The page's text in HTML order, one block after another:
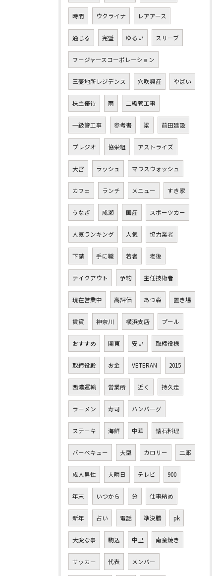
時間 ウクライナ レアアース
通じる 完璧 ゆるい スリーブ
フージャースコーポレーション
三菱地所レジデンス 穴吹興産 やばい
株主優待 雨 二級管工事
一級管工事 参考書 梁 前田建設
プレジオ 協栄組 アストライズ
大宮 ラッシュ マウスウォッシュ
カフェ ランチ メニュー すき家
うなぎ 成瀬 国産 スポーツカー
人気ランキング 人気 協力業者
下請 手に職 若者 老後
テイクアウト 予約 主任技術者
現在営業中 高評価 あつ森 置き場
賃貸 神奈川 横浜支店 プール
おすすめ 関東 安い 取締役様
取締役殿 お金 VETERAN 2015
西濃運輸 営業所 近く 持久走
ラーメン 寿司 ハンバーグ
ステーキ 海鮮 中華 懐石料理
バーベキュー 大型 カロリー 二郎
成人男性 大晦日 テレビ 900
年末 いつから 分 仕事納め
新年 占い 電話 準決勝 pk
大変な事 駒込 中里 南蛮焼き
サッカー 代表 メンバー